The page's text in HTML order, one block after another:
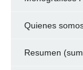
Quienes
Resumen